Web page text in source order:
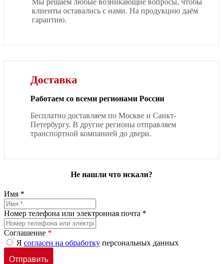
Мы решаем любые возникающие вопросы, чтобы
клиенты оставались с нами. На продукцию даём
гарантию.
Доставка
Работаем со всеми регионами России
Бесплатно доставляем по Москве и Санкт-
Петербургу. В другие регионы отправляем
транспортной компанией до двери.
Не нашли что искали?
Имя *
Номер телефона или электронная почта *
Соглашение *
Я согласен на обработку персональных данных